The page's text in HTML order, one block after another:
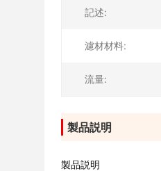
記述:
濾材材料:
流量:
製品説明
製品説明